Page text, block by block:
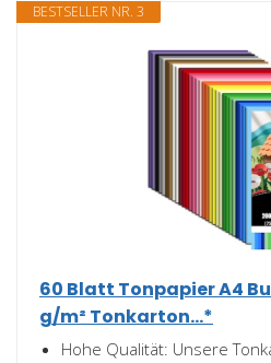
BESTSELLER NR. 3
60 Blatt Tonpapier A4
g/m² Tonkarton...*
Hohe Qualität: Unsere